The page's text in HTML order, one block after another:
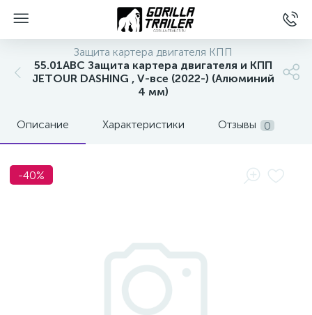
Защита картера двигателя КПП
55.01ABC Защита картера двигателя и КПП
JETOUR DASHING , V-все (2022-) (Алюминий
4 мм)
Описание Характеристики Отзывы 0
-40%